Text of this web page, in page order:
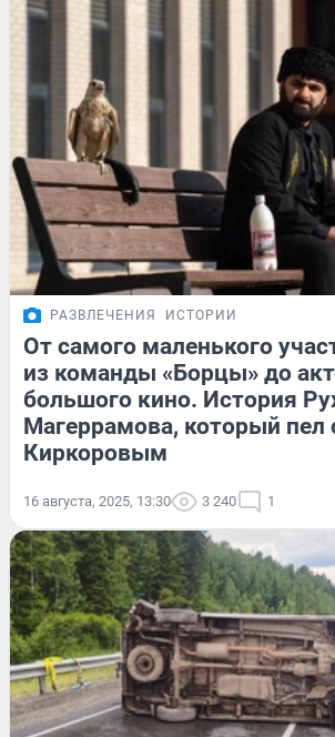
РАЗВЛЕЧЕНИЯ ИСТОРИИ
От самого маленького
из команды «Борцы» до
большого кино. История
Магеррамова, который пел
Киркоровым
16 августа, 2025, 13:30 3 240 1